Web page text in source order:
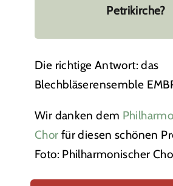
Petrikirche?
Die richtige Antwort: das
Blechbläserensemble
Wir danken dem
Chor für diesen schönen
Foto: Philharmonischer